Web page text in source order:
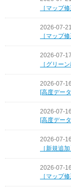
［マップ
2026-07-21
［マップ
2026-07-17
［グリー
2026-07-16
[高度デー
2026-07-16
[高度デー
2026-07-16
［新規追
2026-07-16
［マップ